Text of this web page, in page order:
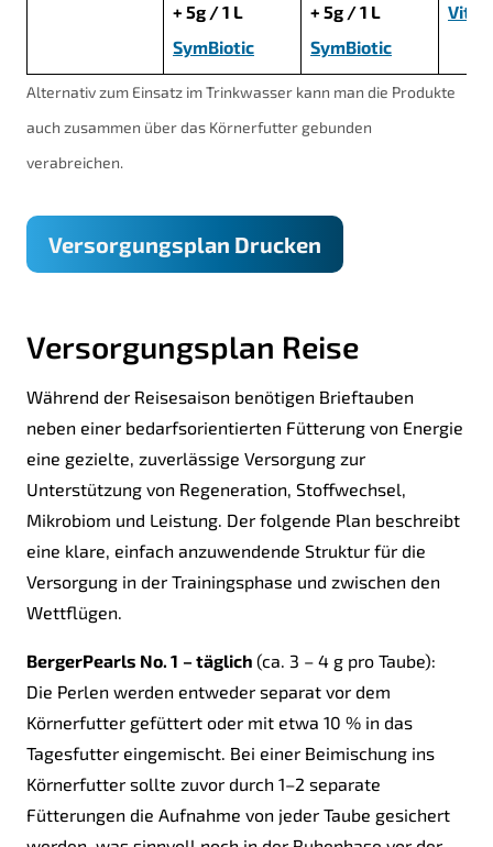
+ 5g / 1 L
SymBiotic
+ 5g / 1 L
SymBiotic
Alternativ zum Einsatz im Trinkwasser kann man die Produkte
auch zusammen über das Körnerfutter gebunden
verabreichen.
Versorgungsplan Drucken
Versorgungsplan Reise
Während der Reisesaison benötigen Brieftauben
neben einer bedarfsorientierten Fütterung von Energie
eine gezielte, zuverlässige Versorgung zur
Unterstützung von Regeneration, Stoffwechsel,
Mikrobiom und Leistung. Der folgende Plan beschreibt
eine klare, einfach anzuwendende Struktur für die
Versorgung in der Trainingsphase und zwischen den
Wettflügen.
BergerPearls No. 1 – täglich (ca. 3 – 4 g pro Taube):
Die Perlen werden entweder separat vor dem
Körnerfutter gefüttert oder mit etwa 10 % in das
Tagesfutter eingemischt. Bei einer Beimischung ins
Körnerfutter sollte zuvor durch 1–2 separate
Fütterungen die Aufnahme von jeder Taube gesichert